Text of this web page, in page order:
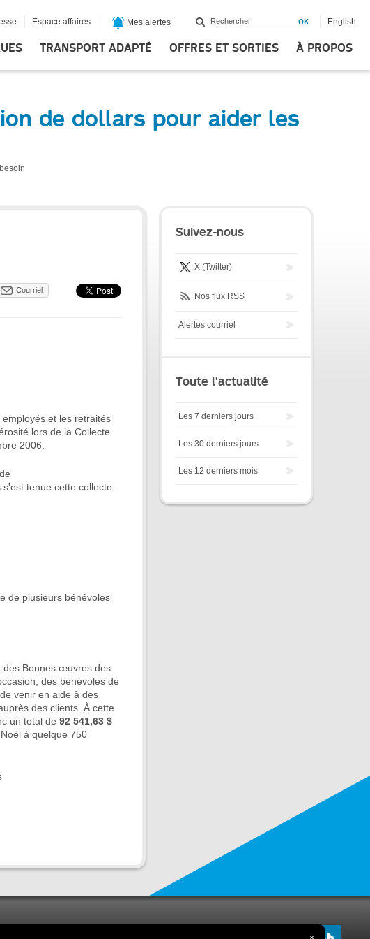
TRANSPORT ADAPTÉ OFFRES ET SORTIES À PROPOS
Espace affaires Mes alertes English
de dollars pour aider les
Courriel
et les retraités
lors de la Collecte
2006.
tenue cette collecte.
de plusieurs bénévoles
des Bonnes œuvres des
des bénévoles de
venir en aide à des
des clients. À cette
un total de 92 541,63 $
à quelque 750
Suivez-nous
X (Twitter)
Nos flux RSS
Alertes courriel
Toute l'actualité
Les 7 derniers jours
Les 30 derniers jours
Les 12 derniers mois